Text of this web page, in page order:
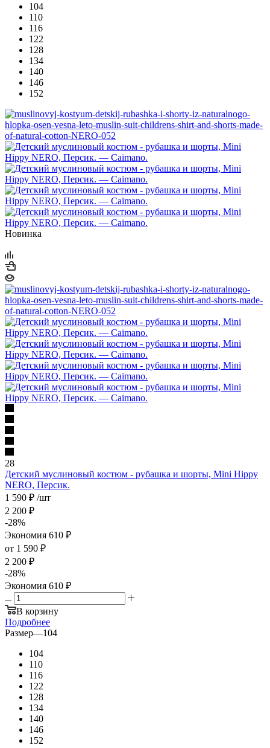
104
110
116
122
128
134
140
146
152
Новинка
28
Детский муслиновый костюм - рубашка и шорты, Mini Hippy
NERO, Персик.
1 590 ₽ /шт
2 200 ₽
-28%
Экономия 610 ₽
от 1 590 ₽
2 200 ₽
-28%
Экономия 610 ₽
В корзину
Подробнее
Размер—104
104
110
116
122
128
134
140
146
152